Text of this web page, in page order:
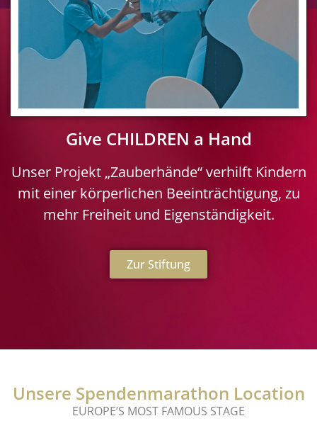
Give CHILDREN a Hand
Unser Projekt „Zauberhände“ verhilft Kindern
mit einer körperlichen Beeinträchtigung, zu
mehr Freiheit und Eigenständigkeit.
Zur Stiftung
Unsere Spendenmarathon Location
EUROPE’S MOST FAMOUS STAGE